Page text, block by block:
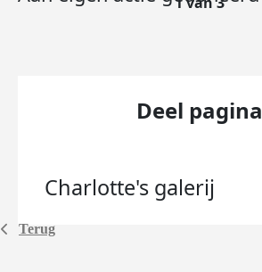
Terug
Deel pagina
Charlotte's galerij